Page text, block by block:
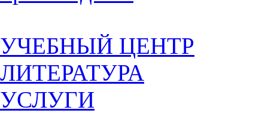
УЧЕБНЫЙ ЦЕНТР
ЛИТЕРАТУРА
УСЛУГИ